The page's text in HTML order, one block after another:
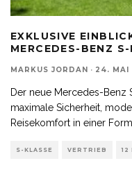
EXKLUSIVE
MERCEDES-BENZ
MARKUS JORDAN · 24. MAI
Der neue Mercedes-Benz
maximale Sicherheit,
Reisekomfort in einer Form,
S-KLASSE VERTRIEB 12